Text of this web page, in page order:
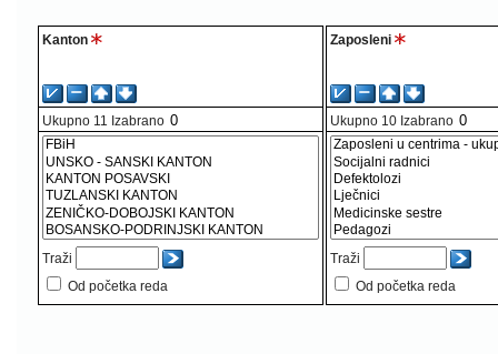
Kanton
Ukupno 11 Izabrano
Traži
Od početka reda
Zaposleni
Ukupno 10 Izabrano
Traži
Od početka reda